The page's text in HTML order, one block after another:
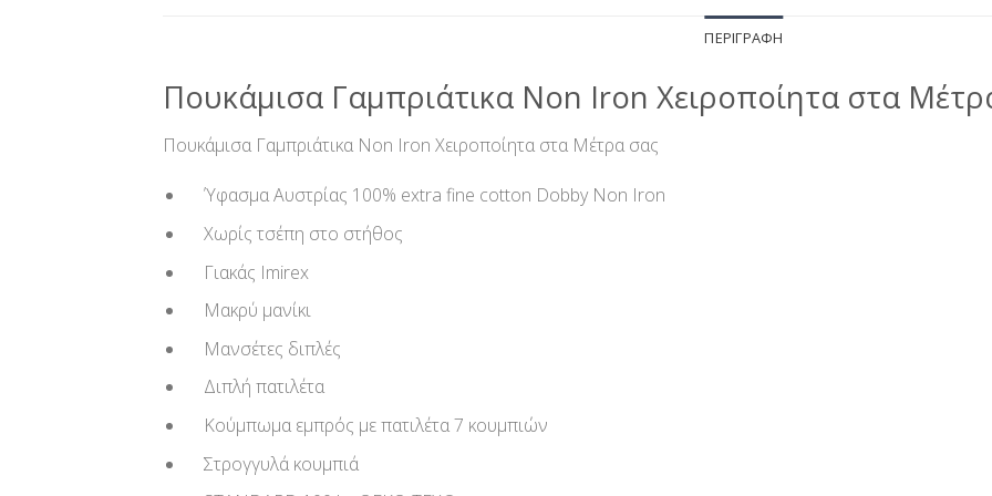
ΠΕΡΙΓΡΑΦΉ
Πουκάμισα Γαμπριάτικα Non Iron Χειροποίητα στα
Πουκάμισα Γαμπριάτικα Non Iron Χειροποίητα στα Μέτρα σας
Ύφασμα Αυστρίας 100% extra fine cotton Dobby Non Iron
Χωρίς τσέπη στο στήθος
Γιακάς Imirex
Μακρύ μανίκι
Μανσέτες διπλές
Διπλή πατιλέτα
Κούμπωμα εμπρός με πατιλέτα 7 κουμπιών
Στρογγυλά κουμπιά